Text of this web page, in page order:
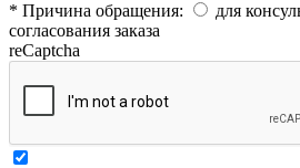
* Причина обращения: для
согласования заказа
reCaptcha